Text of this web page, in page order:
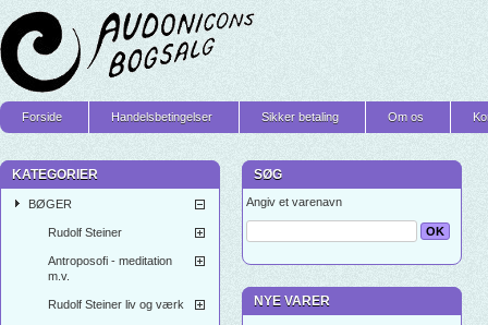
Forside Handelsbetingelser Sikker betaling Om os
KATEGORIER
BØGER
Rudolf Steiner
Antroposofi - meditation
m.v.
Rudolf Steiner liv og værk
SØG
Angiv et varenavn
NYE VARER